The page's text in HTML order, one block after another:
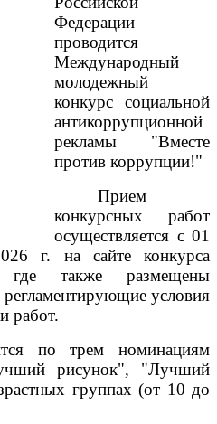
Федерации
проводится
Международный
молодежный
конкурс социальной
антикоррупционной
рекламы "Вместе
против коррупции!"
Прием
конкурсных работ
осуществляется с 01
г. на сайте конкурса
также размещены
регламентирующие условия
работ.
по трем номинациям
рисунок", "Лучший
группах (от 10 до